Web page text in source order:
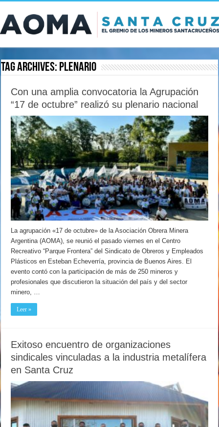
Tag Archives: plenario
Con una amplia convocatoria la Agrupación
“17 de octubre” realizó su plenario nacional
La agrupación «17 de octubre» de la Asociación Obrera Minera
Argentina (AOMA), se reunió el pasado viernes en el Centro
Recreativo “Parque Frontera” del Sindicato de Obreros y Empleados
Plásticos en Esteban Echeverría, provincia de Buenos Aires. El
evento contó con la participación de más de 250 mineros y
profesionales que discutieron la situación del país y del sector
minero, …
Leer »
Exitoso encuentro de organizaciones
sindicales vinculadas a la industria metalífera
en Santa Cruz